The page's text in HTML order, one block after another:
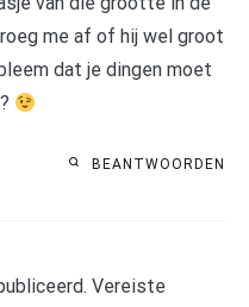
me af of hij wel groot
dat je dingen moet
BEANTWOORDEN
Vereiste